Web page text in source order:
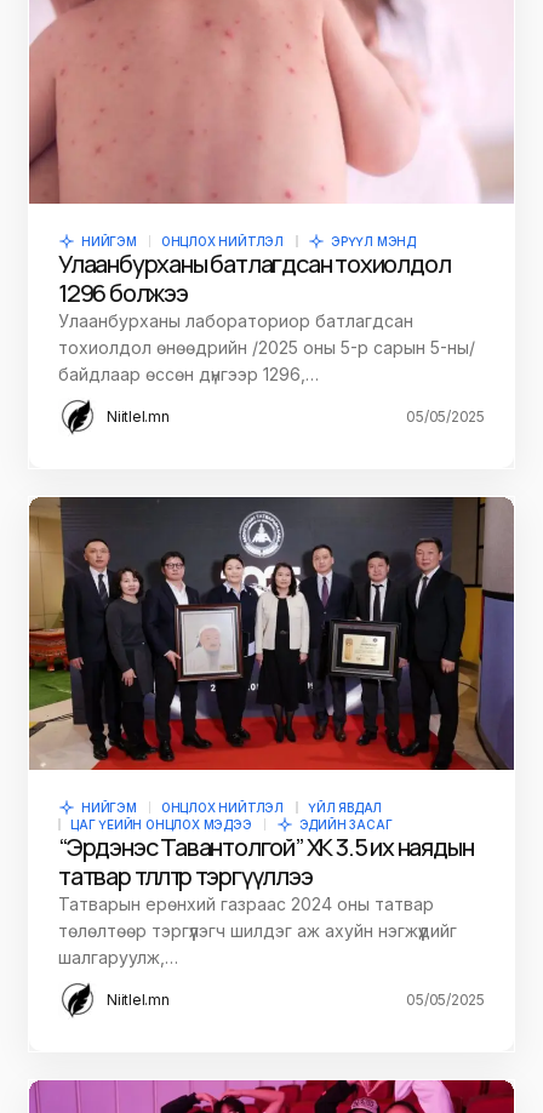
НИЙГЭМ ОНЦЛОХ НИЙТЛЭЛ ЭРҮҮЛ МЭНД
Улаанбурханы батлагдсан тохиолдол
1296 болжээ
Улаанбурханы лабораториор батлагдсан
тохиолдол өнөөдрийн /2025 оны 5-р сарын 5-ны/
байдлаар өссөн дүнгээр 1296,…
Niitlel.mn 05/05/2025
НИЙГЭМ ОНЦЛОХ НИЙТЛЭЛ
ҮЙЛ ЯВДАЛ
ЦАГ ҮЕИЙН ОНЦЛОХ МЭДЭЭ
ЭДИЙН ЗАСАГ
“Эрдэнэс Тавантолгой” ХК 3.5 их наядын
татвар төлөлтөөр тэргүүллээ
Татварын ерөнхий газраас 2024 оны татвар
төлөлтөөр тэргүүлэгч шилдэг аж ахуйн нэгжүүдийг
шалгаруулж,…
Niitlel.mn 05/05/2025